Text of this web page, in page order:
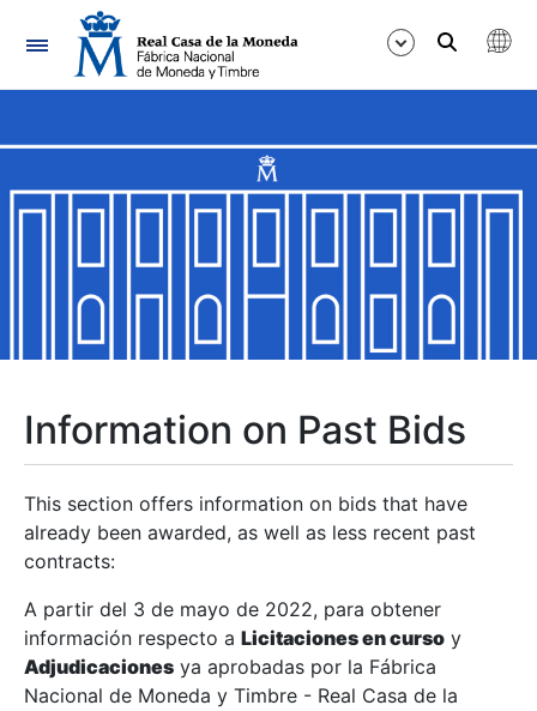
Navigation
Show/Hide
Show/Hide
Show/Hide
Show/Hide
Show/Hide
Information on Past Bids
This section offers information on bids that have
already been awarded, as well as less recent past
contracts:
A partir del 3 de mayo de 2022, para obtener
información respecto a Licitaciones en curso y
Adjudicaciones ya aprobadas por la Fábrica
Nacional de Moneda y Timbre - Real Casa de la